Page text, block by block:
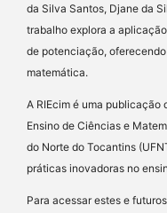
da Silva Santos, Djane da
trabalho explora a
de potenciação,
matemática.
A RIEcim é uma publicação
Ensino de Ciências e
do Norte do Tocantins
práticas inovadoras no
Para acessar estes e